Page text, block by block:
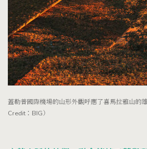
蓋勒普國際機場的山形外觀呼應了喜馬拉雅山的
Credit：BIG）